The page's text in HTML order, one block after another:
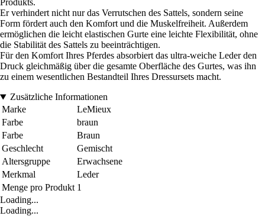
Produkts.
Er verhindert nicht nur das Verrutschen des Sattels, sondern seine
Form fördert auch den Komfort und die Muskelfreiheit. Außerdem
ermöglichen die leicht elastischen Gurte eine leichte Flexibilität, ohne
die Stabilität des Sattels zu beeinträchtigen.
Für den Komfort Ihres Pferdes absorbiert das ultra-weiche Leder den
Druck gleichmäßig über die gesamte Oberfläche des Gurtes, was ihn
zu einem wesentlichen Bestandteil Ihres Dressursets macht.
Zusätzliche Informationen
Marke
LeMieux
Farbe
braun
Farbe
Braun
Geschlecht
Gemischt
Altersgruppe
Erwachsene
Merkmal
Leder
Menge pro Produkt 1
Loading...
Loading...